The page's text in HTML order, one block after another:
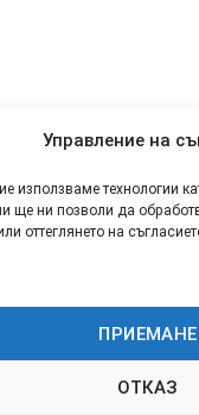
Управление на
използваме технологии
ще ни позволи да
оттеглянето на
ПРИЕМАНЕ
ОТКАЗ